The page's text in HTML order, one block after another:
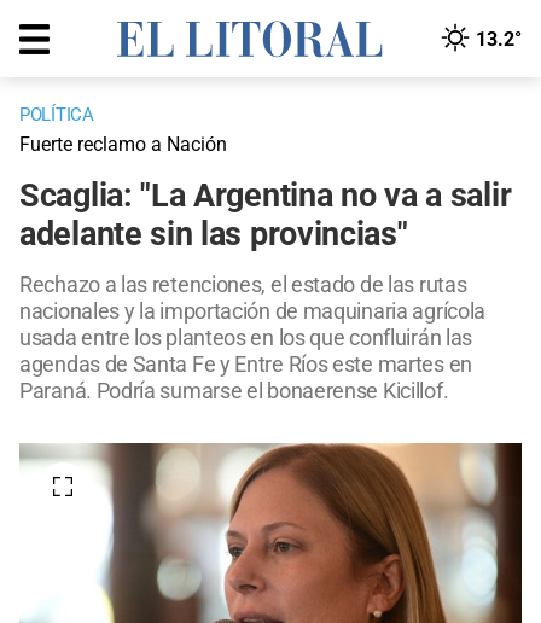
13.2°
POLÍTICA
Fuerte reclamo a Nación
Scaglia: "La Argentina no va a salir
adelante sin las provincias"
Rechazo a las retenciones, el estado de las rutas
nacionales y la importación de maquinaria agrícola
usada entre los planteos en los que confluirán las
agendas de Santa Fe y Entre Ríos este martes en
Paraná. Podría sumarse el bonaerense Kicillof.